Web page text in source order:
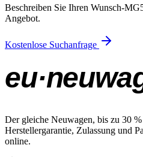
Beschreiben Sie Ihren Wunsch-
Angebot.
Kostenlose Suchanfrage
Der gleiche Neuwagen, bis zu 30
Herstellergarantie, Zulassung und
online.